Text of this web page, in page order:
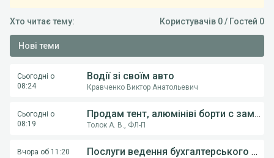
Хто читає тему: Користувачів 0 / Гостей 0
Нові теми
Сьогодні о
08:24
Водії зі своїм авто
Кравченко Виктор Анатольевич
Сьогодні о
08:19
Продам тент, алюмініві борти с замками, на напівпричіпи KOGEL, Krona.
Толок А. В., ФЛ-П
Вчора об 11:20 Послуги ведення бухгалтерського обліку ФОП,ТОВ